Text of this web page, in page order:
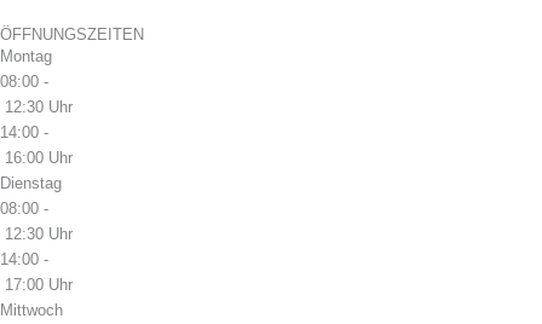
ÖFFNUNGSZEITEN
Montag
08:00 -
12:30 Uhr
14:00 -
16:00 Uhr
Dienstag
08:00 -
12:30 Uhr
14:00 -
17:00 Uhr
Mittwoch